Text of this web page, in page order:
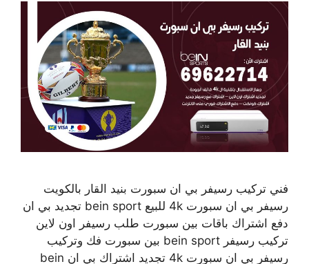
فني تركيب رسيفر بي ان سبورت بنيد القار بالكويت
رسيفر بي ان سبورت 4k للبيع bein sport تجديد بي ان
دفع اشتراك باقات بين سبورت طلب رسيفر اون لاين
تركيب رسيفر bein sport بين سبورت فك وتركيب
رسيفر بي ان سبورت 4k تجديد اشتراك بي ان bein